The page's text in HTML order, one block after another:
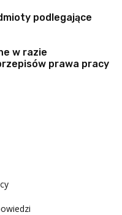
podlegające
w razie
prawa pracy